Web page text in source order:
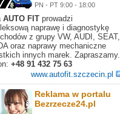
PN - PT 9:00 - 18:00
AUTO FIT prowadzi
naprawę i diagnostykę
z grupy VW, AUDI, SEAT,
oraz naprawy mechaniczne
innych marek. Zapraszamy.
+48 91 432 75 63
www.autofit.szczecin.pl
Reklama w portalu
Bezrzecze24.pl